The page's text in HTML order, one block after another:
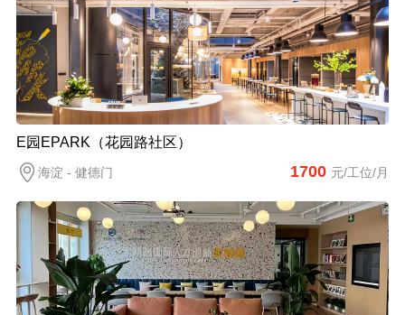
E园EPARK（花园路社区）
海淀 - 健德门 1700 元/工位/月